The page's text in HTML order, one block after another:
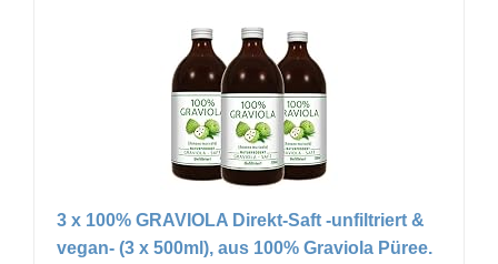
3 x 100% GRAVIOLA Direkt-Saft -unfiltriert &
vegan- (3 x 500ml), aus 100% Graviola Püree.